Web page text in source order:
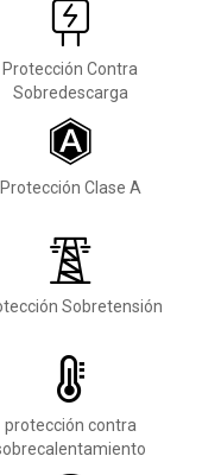
Protección Contra
Sobredescarga
Protección Clase A
Sobretensión
protección contra